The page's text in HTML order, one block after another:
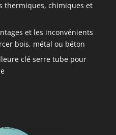
thermiques, chimiques et
et les inconvénients
bois, métal ou béton
clé serre tube pour